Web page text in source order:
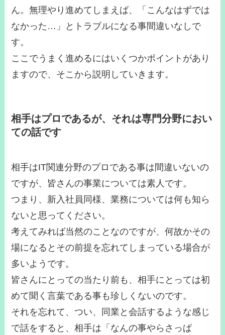
ん。無理やり進めてしまえば、「こんなはずでは
なかった…」とトラブルになる事間違いなしで
す。
ここでうまく進めるにはいくつかポイントがあり
ますので、そこから説明していきます。
相手はプロであるが、それは専門分野におい
ての話です
相手はIT関連分野のプロである事は間違いないの
ですが、皆さんの事業については素人です。
つまり、新入社員同様、業務については何も知ら
ないと思ってください。
考えてみれば当然のことなのですが、何故かその
場になるとその前提を忘れてしまっている場合が
多いようです。
皆さんにとっての当たり前も、相手にとっては初
めて聞く言葉である事も珍しくないのです。
それを忘れて、つい、同業と会話するような感じ
で話をすると、相手は「なんの事やらさっぱ